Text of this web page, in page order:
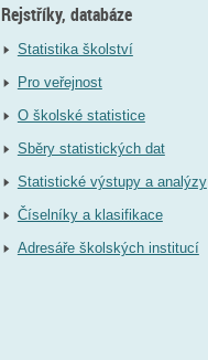
Rejstříky, databáze
Statistika školství
Pro veřejnost
O školské statistice
Sběry statistických dat
Statistické výstupy a analýzy
Číselníky a klasifikace
Adresáře školských institucí